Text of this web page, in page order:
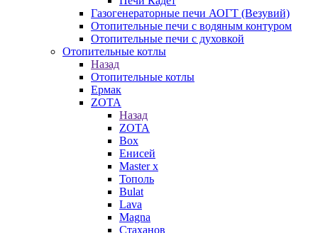
Газогенераторные печи АОГТ (Везувий)
Отопительные печи с водяным контуром
Отопительные печи с духовкой
Отопительные котлы
Назад
Отопительные котлы
Ермак
ZOTA
Назад
ZOTA
Box
Енисей
Master x
Тополь
Bulat
Lava
Magna
Стаханов